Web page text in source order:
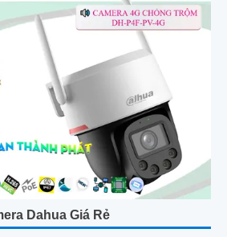
hình 30fps@1080p ổn định
Dahua Giá Rẻ